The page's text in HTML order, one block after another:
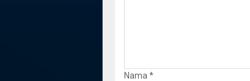
Nama *